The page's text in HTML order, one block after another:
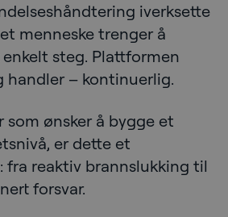
iverksette
menneske trenger å
steg. Plattformen
handler – kontinuerlig.
som ønsker å bygge et
er dette et
fra reaktiv brannslukking til
forsvar.